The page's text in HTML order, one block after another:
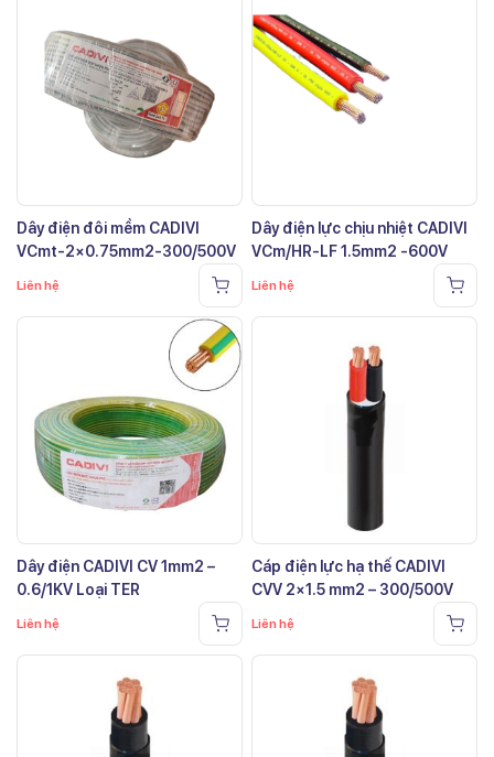
Dây điện đôi mềm CADIVI
VCmt-2×0.75mm2-300/500V
Liên hệ
Dây điện lực chịu nhiệt CADIVI
VCm/HR-LF 1.5mm2 -600V
Liên hệ
Dây điện CADIVI CV 1mm2 –
0.6/1KV Loại TER
Liên hệ
Cáp điện lực hạ thế CADIVI
CVV 2×1.5 mm2 – 300/500V
Liên hệ